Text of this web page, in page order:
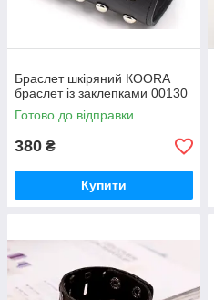
Браслет шкіряний КООRА
браслет із заклепками 00130
Готово до відправки
380 ₴
Купити